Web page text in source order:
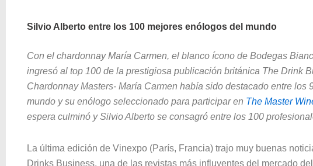
Silvio Alberto entre los 100 mejores enólogos del mundo
Con el chardonnay María Carmen, el blanco ícono de Bodegas
ingresó al top 100 de la prestigiosa publicación británica The Drink
Chardonnay Masters- María Carmen había sido destacado entre los
mundo y su enólogo seleccionado para participar en The Master
espera culminó ySilvio Alberto se consagró entre los 100
La última edición de Vinexpo (París, Francia) trajo muy buenas
Drinks Business, una de las revistas más influyentes del mercado